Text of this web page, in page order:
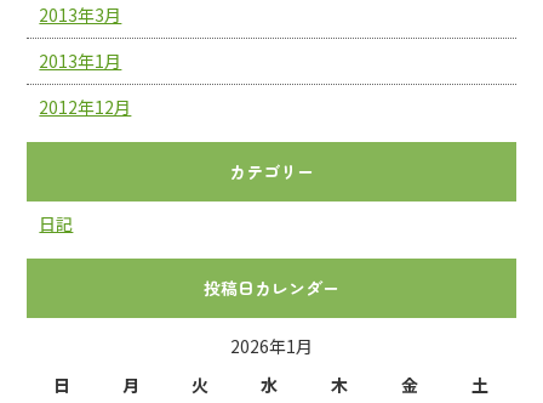
2013年3月
2013年1月
2012年12月
カテゴリー
日記
投稿日カレンダー
2026年1月
日
月 火 水 木 金 土